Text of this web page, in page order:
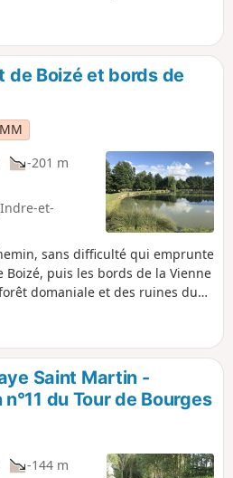
de Boizé et bords de
-201 m
et-
sans difficulté qui emprunte
Boizé, puis les bords de la Vienne
domaniale et des ruines du
les habitations
par des vacanciers.
Saint Martin -
du Tour de Bourges
-144 m